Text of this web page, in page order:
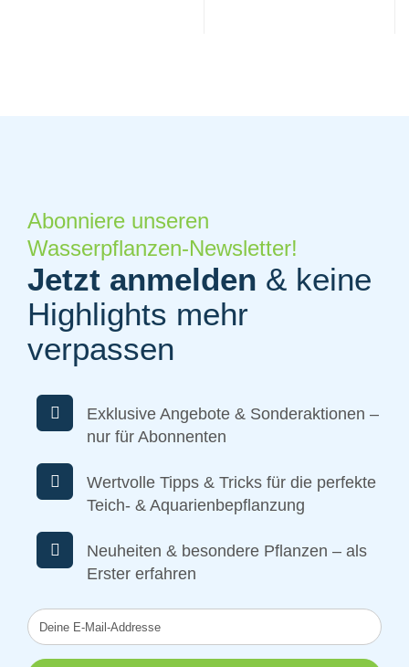
Abonniere unseren
Wasserpflanzen-Newsletter!
Jetzt anmelden & keine
Highlights mehr
verpassen
Exklusive Angebote & Sonderaktionen –
nur für Abonnenten
Wertvolle Tipps & Tricks für die perfekte
Teich- & Aquarienbepflanzung
Neuheiten & besondere Pflanzen – als
Erster erfahren
Deine
E-
Mail-